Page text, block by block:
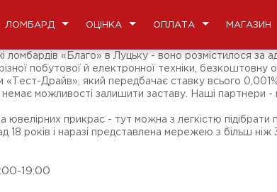
ЛОМБАРД ОЦІНКА ОПЛАТА МАГАЗИН
«Благо» в Луцьку - воно розмістилося за
побутової й електронної техніки, безкоштовну
Драйв», який передбачає ставку всього
немає можливості залишити заставу. Наші
прикрас - тут можна з легкістю підібрати
років і наразі представлена мережею з більш ніж
19:00